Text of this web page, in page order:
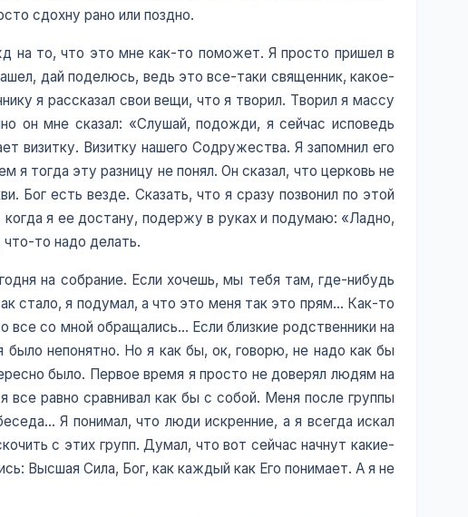
сдохну рано или поздно.
на то, что это мне как-то поможет. Я просто пришел в
дай поделюсь, ведь это все-таки священник, какое-
я рассказал свои вещи, что я творил. Творил я массу
он мне сказал: «Слушай, подожди, я сейчас исповедь
визитку. Визитку нашего Содружества. Я запомнил его
тогда эту разницу не понял. Он сказал, что церковь не
Бог есть везде. Сказать, что я сразу позвонил по этой
я ее достану, подержу в руках и подумаю: «Ладно,
что-то надо делать.
на собрание. Если хочешь, мы тебя там, где-нибудь
стало, я подумал, а что это меня так это прям… Как-то
со мной обращались… Если близкие родственники на
непонятно. Но я как бы, ок, говорю, не надо как бы
было. Первое время я просто не доверял людям на
равно сравнивал как бы с собой. Меня после группы
Я понимал, что люди искренние, а я всегда искал
с этих групп. Думал, что вот сейчас начнут какие-
Высшая Сила, Бог, как каждый как Его понимает. А я не